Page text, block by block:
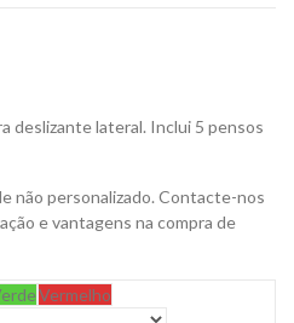
deslizante lateral. Inclui 5 pensos
não personalizado. Contacte-nos
e vantagens na compra de
Vermelho